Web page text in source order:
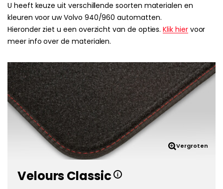
U heeft keuze uit verschillende soorten materialen en
kleuren voor uw Volvo 940/960 automatten.
Hieronder ziet u een overzicht van de opties.Klik hiervoor
meer info over de materialen.
Vergroten
Velours Classic